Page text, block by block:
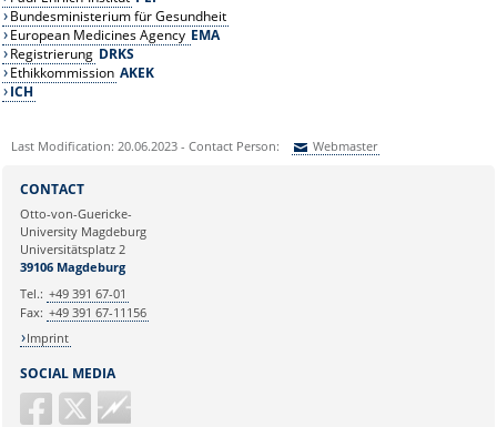
Bundesministerium für Gesundheit
European Medicines Agency EMA
Registrierung DRKS
Ethikkommission AKEK
ICH
Last Modification: 20.06.2023 - Contact Person: Webmaster
Ihre E-Mailadresse:
Ihr Anliegen:
SOCIAL MEDIA
Guericke
FM
CONTACT
Otto-von-Guericke-
University Magdeburg
Universitätsplatz 2
39106 Magdeburg
Tel.: +49 391 67-01
Fax: +49 391 67-11156
Imprint